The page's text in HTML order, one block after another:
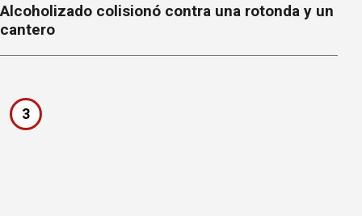
Alcoholizado colisionó contra una rotonda y un
cantero
3